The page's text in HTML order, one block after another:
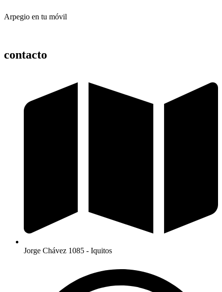
Arpegio en tu móvil
contacto
Jorge Chávez 1085 - Iquitos